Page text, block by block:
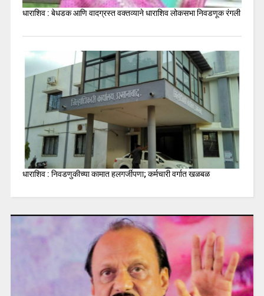
धाराशिव : बेधडक आणि वादग्रस्त वक्तव्याने धाराशिव लोकसभा निवडणूक रंगली
धाराशिव : निवडणुकीच्या कामात हलगर्जीपणा; कर्मचारी वर्गात खळबळ